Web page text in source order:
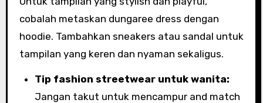
cobalah metaskan dungaree dress dengan
hoodie. Tambahkan sneakers atau sandal untuk
tampilan yang keren dan nyaman sekaligus.
Tip fashion streetwear untuk wanita:
Jangan takut untuk mencampur and match